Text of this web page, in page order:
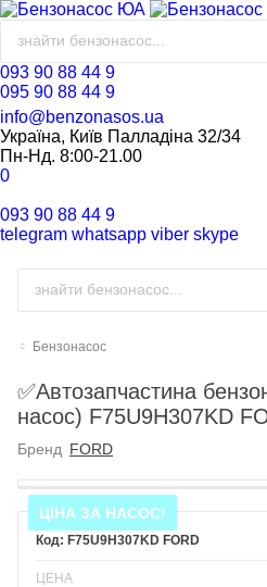
093 90 88 44 9
095 90 88 44 9
info@benzonasos.ua
Україна, Київ Палладіна 32/34
Пн-Нд. 8:00-21.00
0
093 90 88 44 9
telegram whatsapp viber skype
Бензонасос
✅Автозапчастина
насос) F75U9H307KD
Бренд FORD
ЦІНА ЗА НАСОС!
F75U9H307KD FORD
ЦЕНА